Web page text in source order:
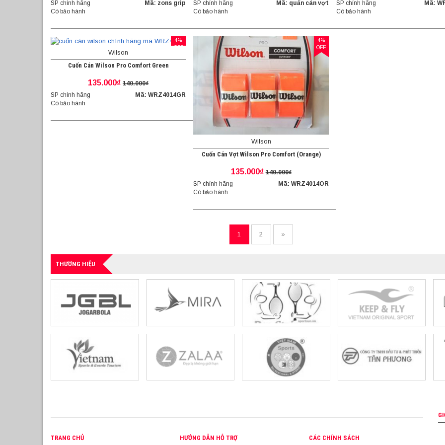
SP chính hãng
Có bảo hành
Mã: zons grip
SP chính hãng
Có bảo hành
Mã: quấn cán vợt
SP chính hãng
Có bảo hành
Mã:
4%
Wilson
Cuốn Cán Wilson Pro Comfort Green
135.000₫ 140.000₫
SP chính hãng
Có bảo hành
Mã: WRZ4014GR
4%
OFF
Wilson
Cuốn Cán Vợt Wilson Pro Comfort (Orange)
135.000₫ 140.000₫
SP chính hãng
Có bảo hành
Mã: WRZ4014OR
1 2 »
THƯƠNG HIỆU
TRANG CHỦ HƯỚNG DẪN HỖ TRỢ CÁC CHÍNH SÁCH